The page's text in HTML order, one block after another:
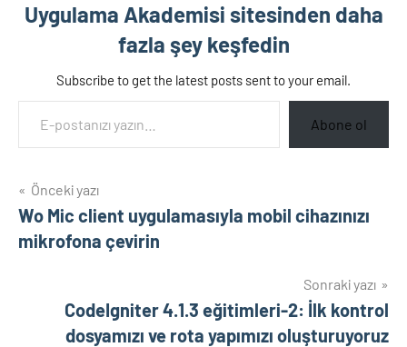
Uygulama Akademisi sitesinden daha
fazla şey keşfedin
Subscribe to get the latest posts sent to your email.
E-postanızı yazın…
Abone ol
Yazı
gezinmesi
Önceki yazı
Wo Mic client uygulamasıyla mobil cihazınızı
mikrofona çevirin
Sonraki yazı
CodeIgniter 4.1.3 eğitimleri-2: İlk kontrol
dosyamızı ve rota yapımızı oluşturuyoruz